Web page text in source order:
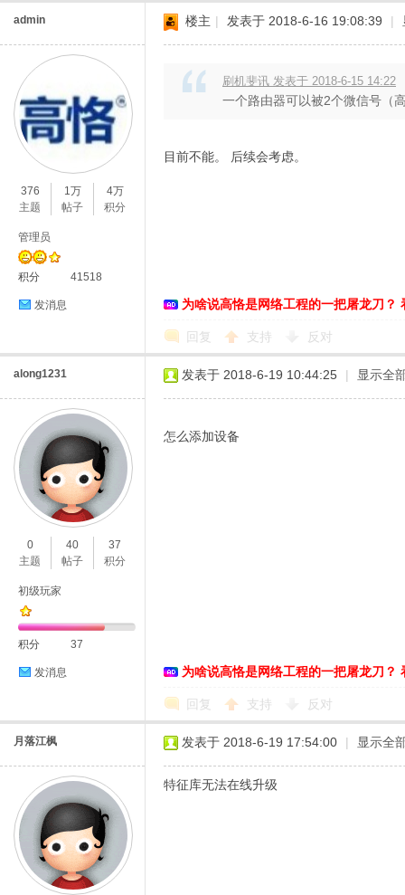
admin
376
主题
1万
帖子
4万
积分
管理员
积分 41518
发消息
楼主 | 发表于 2018-6-16 19:08:39 |
刷机斐讯 发表于 2018-6-15 14:22
一个路由器可以被2个微信号（
目前不能。 后续会考虑。
为啥说高恪是网络工程的一把屠龙刀？
回复 支持 反对
along1231
0
主题
40
帖子
37
积分
初级玩家
积分 37
发消息
发表于 2018-6-19 10:44:25 | 显示全
怎么添加设备
为啥说高恪是网络工程的一把屠龙刀？
回复 支持 反对
月落江枫 发表于 2018-6-19 17:54:00 | 显示全
特征库无法在线升级